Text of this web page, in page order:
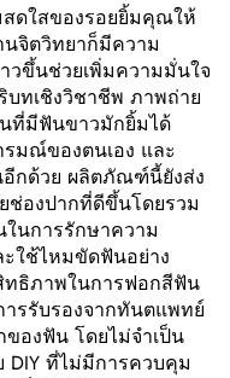
ดใสของรอยยิ้มคุณให้
นจิตวิทยาก็มีความ
วขึ้นช่วยเพิ่มความมั่นใจ
ทเชิงวิชาชีพ ภาพถ่าย
ที่มีฟันขาวมักยิ้มได้
รมณ์ของตนเอง และ
อีกด้วย ผลิตภัณฑ์นี้ยังส่ง
ช่องปากที่ดีขึ้นโดยรวม
นการรักษาความ
ใช้ไหมขัดฟันอย่าง
ธิภาพในการฟอกสีฟัน
รรับรองจากทันตแพทย์
องฟัน โดยไม่จำเป็น
ที่ไม่มีการควบคุม